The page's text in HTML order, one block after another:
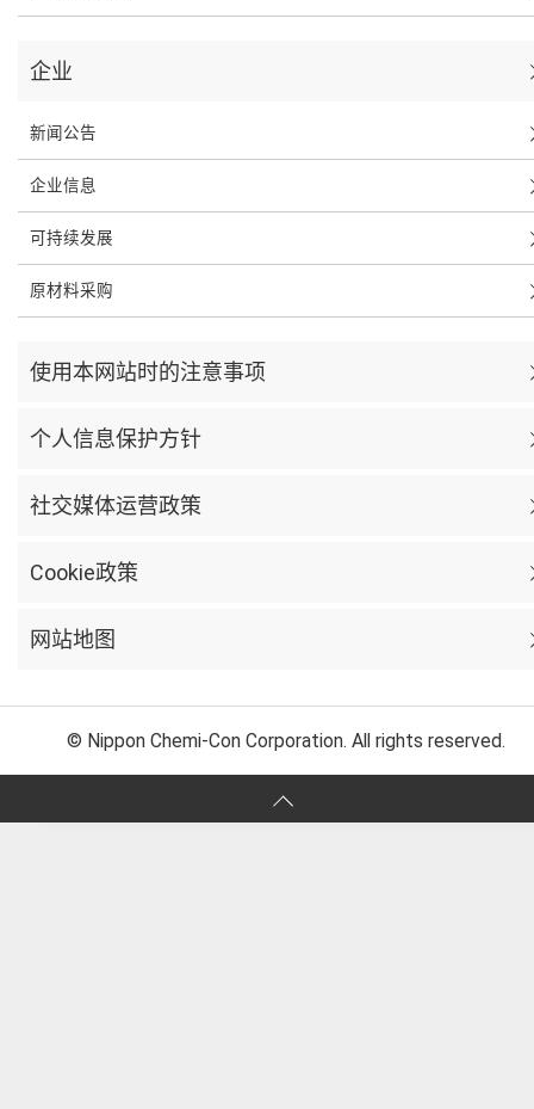
企业
新闻公告
企业信息
可持续发展
原材料采购
使用本网站时的注意事项
个人信息保护方针
社交媒体运营政策
Cookie政策
网站地图
© Nippon Chemi-Con Corporation. All rights reserved.